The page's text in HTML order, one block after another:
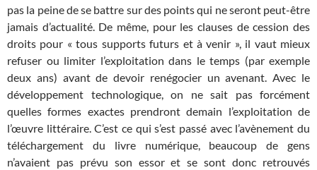
pas la peine de se battre sur des points qui ne seront peut-être
jamais d’actualité. De même, pour les clauses de cession des
droits pour « tous supports futurs et à venir », il vaut mieux
refuser ou limiter l’exploitation dans le temps (par exemple
deux ans) avant de devoir renégocier un avenant. Avec le
développement technologique, on ne sait pas forcément
quelles formes exactes prendront demain l’exploitation de
l’œuvre littéraire. C’est ce qui s’est passé avec l’avènement du
téléchargement du livre numérique, beaucoup de gens
n’avaient pas prévu son essor et se sont donc retrouvés